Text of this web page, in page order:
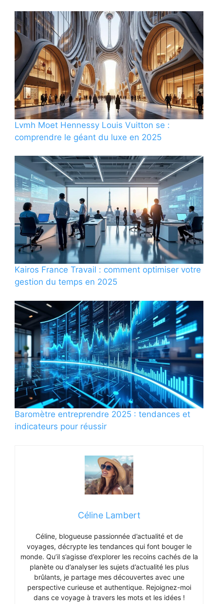
Lvmh Moet Hennessy Louis Vuitton se :
comprendre le géant du luxe en 2025
Kairos France Travail : comment optimiser votre
gestion du temps en 2025
Baromètre entreprendre 2025 : tendances et
indicateurs pour réussir
Céline Lambert
Céline, blogueuse passionnée d’actualité et de
voyages, décrypte les tendances qui font bouger le
monde. Qu’il s’agisse d’explorer les recoins cachés de la
planète ou d’analyser les sujets d’actualité les plus
brûlants, je partage mes découvertes avec une
perspective curieuse et authentique. Rejoignez-moi
dans ce voyage à travers les mots et les idées !